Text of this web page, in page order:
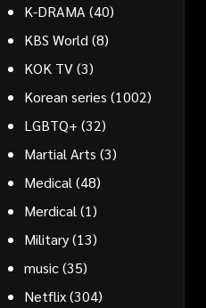
K-DRAMA (40)
KBS World (8)
KOK TV(3)
Korean series (1002)
LGBTQ+ (32)
Martial Arts (3)
Medical (48)
Merdical (1)
Military(13)
music(35)
Netflix(304)